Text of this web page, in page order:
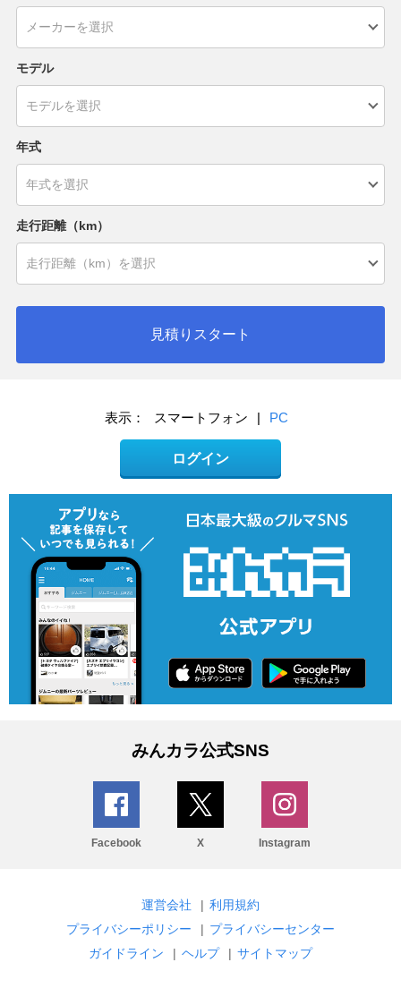
モデル
年式
走行距離（km）
見積りスタート
表示： スマートフォン | PC
ログイン
みんカラ公式SNS
Facebook X Instagram
運営会社 | 利用規約
プライバシーポリシー
| プライバシーセンター
ガイドライン
| ヘルプ | サイトマップ